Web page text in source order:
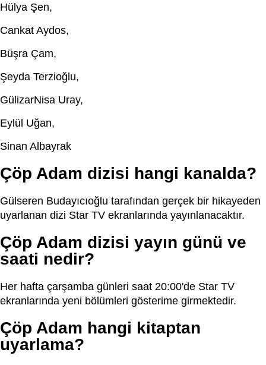
Hülya Şen,
Cankat Aydos,
Büşra Çam,
Şeyda Terzioğlu,
GülizarNisa Uray,
Eylül Uğan,
Sinan Albayrak
Çöp Adam dizisi hangi kanalda?
Gülseren Budayıcıoğlu tarafından gerçek bir hikayeden
uyarlanan dizi Star TV ekranlarında yayınlanacaktır.
Çöp Adam dizisi yayın günü ve
saati nedir?
Her hafta çarşamba günleri saat 20:00'de Star TV
ekranlarında yeni bölümleri gösterime girmektedir.
Çöp Adam hangi kitaptan
uyarlama?